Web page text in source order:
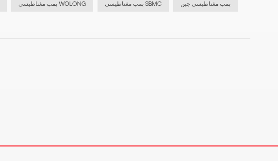
پمپ مغناطیسی WOLONG پمپ مغناطیسی SBMC پمپ مغناطیسی چین